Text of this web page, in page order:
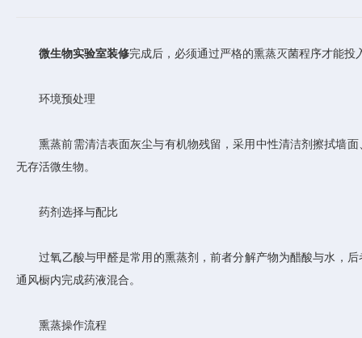
微生物实验室装修完成后，必须通过严格的熏蒸灭菌程序才能
环境预处理
熏蒸前需清洁表面灰尘与有机物残留，采用中性清洁剂擦拭墙面
无存活微生物。
药剂选择与配比
过氧乙酸与甲醛是常用的熏蒸剂，前者分解产物为醋酸与水，后
通风橱内完成药液混合。
熏蒸操作流程